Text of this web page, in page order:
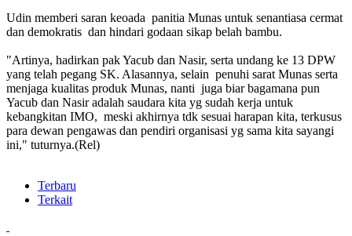
Udin memberi saran keoada panitia Munas untuk senantiasa cermat
dan demokratis dan hindari godaan sikap belah bambu.
"Artinya, hadirkan pak Yacub dan Nasir, serta undang ke 13 DPW
yang telah pegang SK. Alasannya, selain penuhi sarat Munas serta
menjaga kualitas produk Munas, nanti juga biar bagamana pun
Yacub dan Nasir adalah saudara kita yg sudah kerja untuk
kebangkitan IMO, meski akhirnya tdk sesuai harapan kita, terkusus
para dewan pengawas dan pendiri organisasi yg sama kita sayangi
ini," tuturnya.(Rel)
Terbaru
Terkait